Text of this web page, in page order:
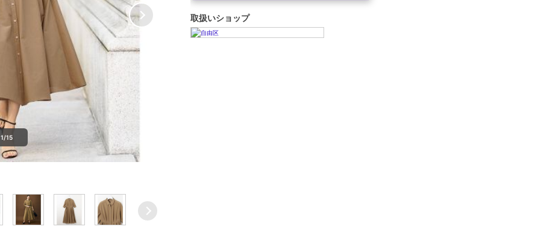
1/15
取扱いショップ